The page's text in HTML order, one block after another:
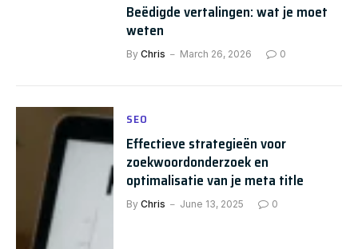
Beëdigde vertalingen: wat je moet
weten
By Chris March 26, 2026 0
SEO
Effectieve strategieën voor
zoekwoordonderzoek en
optimalisatie van je meta title
By Chris June 13, 2025 0